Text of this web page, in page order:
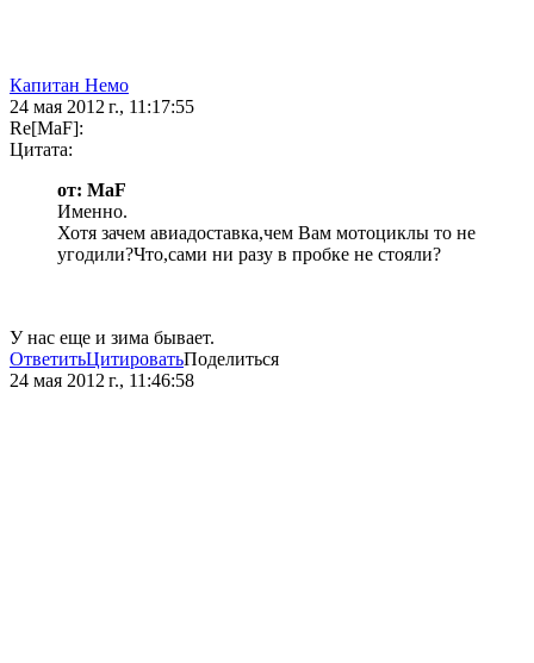
Капитан Немо
24 мая 2012 г., 11:17:55
Re[MaF]:
Цитата:
от: MaF
Именно.
Хотя зачем авиадоставка,чем Вам мотоциклы то не
угодили?Что,сами ни разу в пробке не стояли?
У нас еще и зима бывает.
ОтветитьЦитироватьПоделиться
24 мая 2012 г., 11:46:58